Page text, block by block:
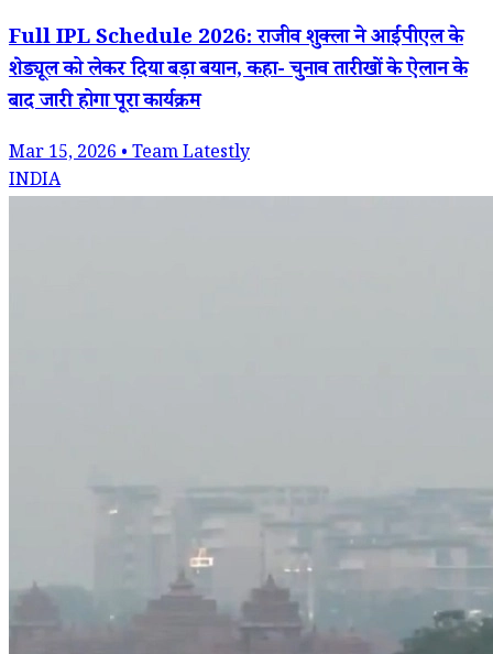
Full IPL Schedule 2026: राजीव शुक्ला ने आईपीएल के
शेड्यूल को लेकर दिया बड़ा बयान, कहा- चुनाव तारीखों के ऐलान के
बाद जारी होगा पूरा कार्यक्रम
Mar 15, 2026 • Team Latestly
INDIA